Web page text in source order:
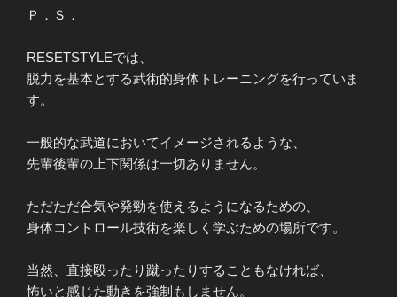
Ｐ．Ｓ．
RESETSTYLEでは、
脱力を基本とする武術的身体トレーニングを行っていま
す。
一般的な武道においてイメージされるような、
先輩後輩の上下関係は一切ありません。
ただただ合気や発勁を使えるようになるための、
身体コントロール技術を楽しく学ぶための場所です。
当然、直接殴ったり蹴ったりすることもなければ、
怖いと感じた動きを強制もしません。